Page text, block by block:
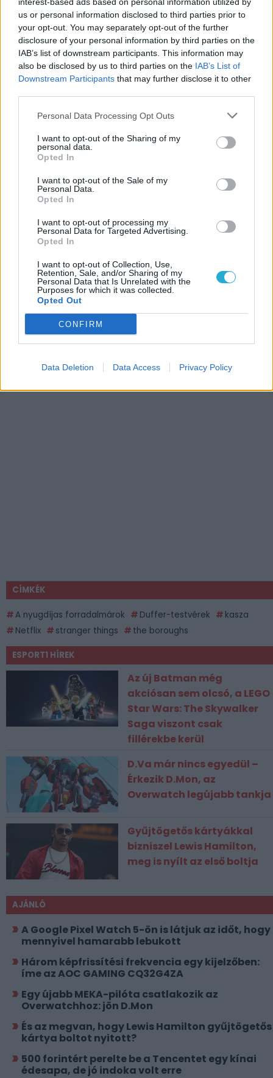
us or personal information disclosed to third parties prior to
your opt-out. You may separately opt-out of the further
disclosure of your personal information by third parties on the
IAB’s list of downstream participants. This information may
also be disclosed by us to third parties on the IAB’s List of
Downstream Participants that may further disclose it to other
Personal Data Processing Opt Outs
I want to opt-out of the Sharing of my
personal data.
Opted In
I want to opt-out of the Sale of my
Personal Data.
Opted In
I want to opt-out of processing my
Personal Data for Targeted Advertising.
Opted In
I want to opt-out of Collection, Use,
Retention, Sale, and/or Sharing of my
Personal Data that Is Unrelated with the
Purposes for which it was collected.
Opted Out
CONFIRM
Data Deletion Data Access Privacy Policy
Több százezren követelik a Stranger
Things kivágott tartalmait, pedig azok
nem is léteznek
Mindent megbocsátunk Stranger Things!
– Kritika a fináléról
LEGFRISSEBB VIDEÓNK
CÍMKÉK
A nyugdíjas forradalmárok Duffer-testvérek
kasza
Netflix
stranger things the boroughs
ESPORT1 HÍREK
Az új Batman még
akciósan sem olcsó, a LEGO
Star Wars: The Skywalker
Saga viszont csak
fillérekbe kerül
D.Va már nincs egyedül –
Érkezik D.Mon, az
Overwatch legújabb tankja
Gyűjtögetős kártyákkal
bizniszel Lewis Hamilton,
meg is nyílt az első boltja
AJÁNLÓ
A Google Pixel Watch 5-ön is látjuk az időt, hogy
mennyivel hamarabb lebukott
Három képfrissítési frekvencia egy kijelzőben:
íme az AOC GAMING CQ32G4ZA
Egy újabb MEKA-pilóta csatlakozik az
Overwatchhoz: jön D.Mon
És az megvan, hogy Lewis Hamilton gyűjtögetős
kártya boltot nyitott?
500 forintért perelte be a Tencentet egy kínai
édesapa, de jó indoka volt erre